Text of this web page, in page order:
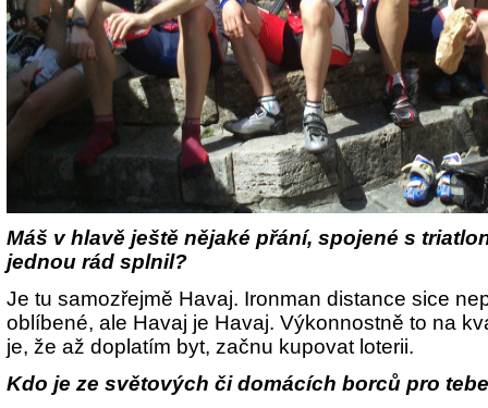
Máš v hlavě ještě nějaké přání, spojené s
jednou rád splnil?
Je tu samozřejmě Havaj. Ironman distance sice
oblíbené, ale Havaj je Havaj. Výkonnostně to na
je, že až doplatím byt, začnu kupovat loterii.
Kdo je ze světových či domácích borců pro